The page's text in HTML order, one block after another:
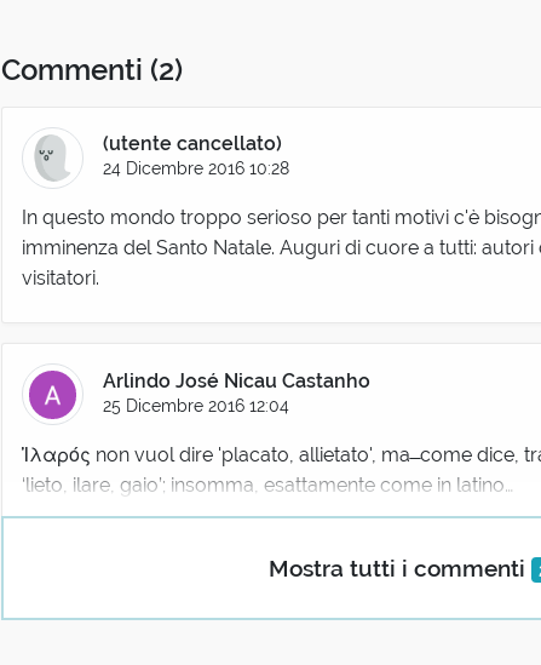
Commenti (2)
Mostra tutti i commenti
(utente cancellato)
24 Dicembre 2016 10:28
In questo mondo troppo serioso per tanti motivi c'è
imminenza del Santo Natale. Auguri di cuore a tutti:
visitatori.
Arlindo José Nicau Castanho
25 Dicembre 2016 12:04
Ἱλαρός non vuol dire 'placato, allietato', ma ̶ come dice,
‘lieto, ilare, gaio’; insomma, esattamente come in latino…